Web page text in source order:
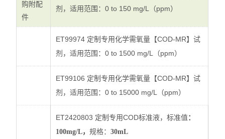
购附配
件
剂，适用范围：0 to 150 mg/L（ppm）
ET99974 定制专用化学需氧量【COD-MR】试
剂，适用范围 ：0 to 1500 mg/L（ppm）
ET99106 定制专用化学需氧量【COD-MR】试
剂，适用范围 ：0 to 15000 mg/L（ppm）
ET2420803 定制专用COD标准液，标准值 ：
100mg/L，规格：30mL